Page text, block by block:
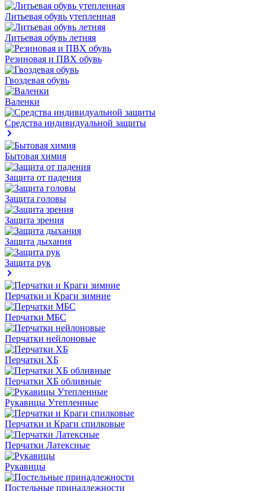
Литьевая обувь утепленная
Литьевая обувь летняя
Резиновая и ПВХ обувь
Гвоздевая обувь
Валенки
Средства индивидуальной защиты
Бытовая химия
Защита от падения
Защита головы
Защита зрения
Защита дыхания
Защита рук
Перчатки и Краги зимние
Перчатки МБС
Перчатки нейлоновые
Перчатки ХБ
Перчатки ХБ обливные
Рукавицы Утепленные
Перчатки и Краги спилковые
Перчатки Латексные
Рукавицы
Постельные принадлежности